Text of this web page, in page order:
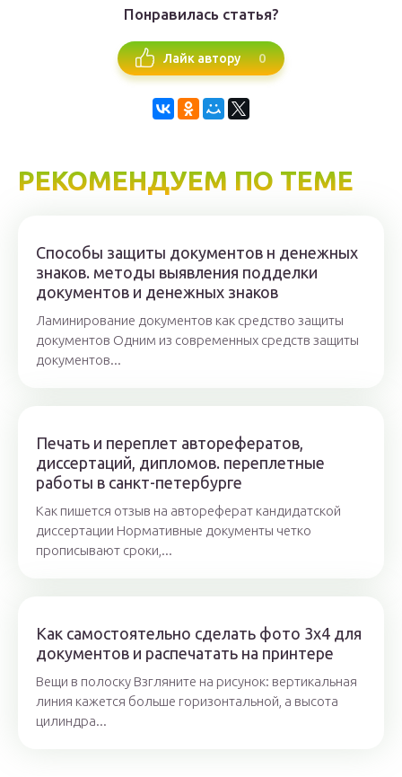
Понравилась статья?
Лайк автору 0
РЕКОМЕНДУЕМ ПО ТЕМЕ
Способы защиты документов н денежных
знаков. методы выявления подделки
документов и денежных знаков
Ламинирование документов как средство защиты
документов Одним из современных средств защиты
документов...
Печать и переплет авторефератов,
диссертаций, дипломов. переплетные
работы в санкт-петербурге
Как пишется отзыв на автореферат кандидатской
диссертации Нормативные документы четко
прописывают сроки,...
Как самостоятельно сделать фото 3х4 для
документов и распечатать на принтере
Вещи в полоску Взгляните на рисунок: вертикальная
линия кажется больше горизонтальной, а высота
цилиндра...